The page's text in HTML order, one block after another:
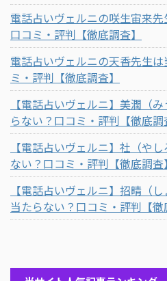
電話占いヴェルニの咲生宙来
口コミ・評判【徹底調査】
電話占いヴェルニの天香先生
ミ・評判【徹底調査】
【電話占いヴェルニ】美潤（
らない？口コミ・評判【徹底調
【電話占いヴェルニ】社（や
ない？口コミ・評判【徹底調査】
【電話占いヴェルニ】招晴（
当たらない？口コミ・評判【徹